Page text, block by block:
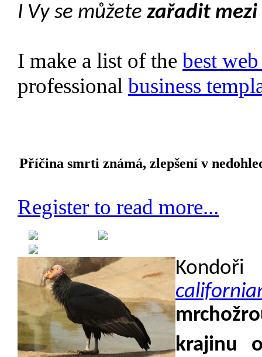
I Vy se můžete zařadit
I make a list of the best
professional business
Příčina smrti známá, zlepšení v
Register to read more...
krajinu